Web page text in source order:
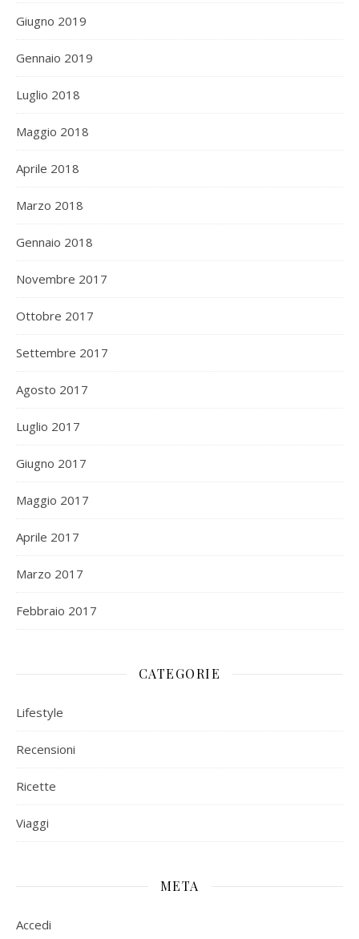
Giugno 2019
Gennaio 2019
Luglio 2018
Maggio 2018
Aprile 2018
Marzo 2018
Gennaio 2018
Novembre 2017
Ottobre 2017
Settembre 2017
Agosto 2017
Luglio 2017
Giugno 2017
Maggio 2017
Aprile 2017
Marzo 2017
Febbraio 2017
CATEGORIE
Lifestyle
Recensioni
Ricette
Viaggi
META
Accedi